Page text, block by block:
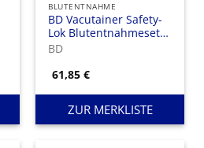
BLUTENTNAHME
BD Vacutainer Safety-
Lok Blutentnahmeset
mit Halter (Pre-
BD
61,85€
ZUR MERKLISTE